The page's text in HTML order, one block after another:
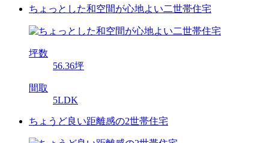
ちょっとした和空間が心地よい二世帯住宅
坪数
56.36坪
間取
5LDK
ちょうど良い距離感の2世帯住宅